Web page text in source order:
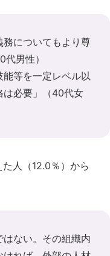
務についてもより尊
男性）
能等を一定レベル以
は必要」（40代女
人（12.0％）から
はない。その組織内